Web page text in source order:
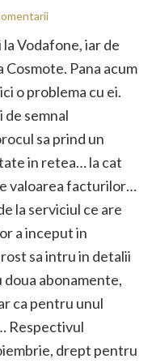
Vodafone, iar de
Cosmote. Pana acum
o problema cu ei.
semnal
sa prind un
in retea… la cat
valoarea facturilor…
la serviciul ce are
a inceput in
sa intru in detalii
doua abonamente,
ca pentru unul
Respectivul
drept pentru